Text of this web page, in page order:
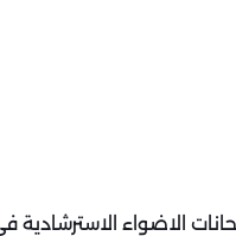
الاضواء الاسترشادية في